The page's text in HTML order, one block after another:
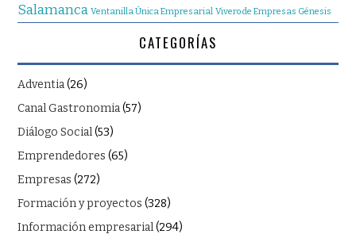
Salamanca Ventanilla Única Empresarial Vivero de Empresas Génesis
CATEGORÍAS
Adventia(26)
Canal Gastronomia(57)
Diálogo Social(53)
Emprendedores (65)
Empresas (272)
Formación y proyectos (328)
Información empresarial(294)